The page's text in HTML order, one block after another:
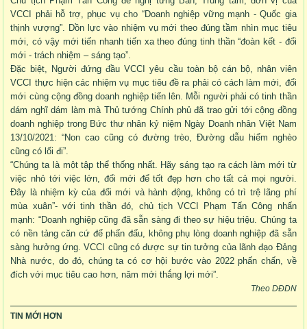
VCCI phải hỗ trợ, phục vụ cho “Doanh nghiệp vững mạnh - Quốc gia
thịnh vượng”. Dồn lực vào nhiệm vụ mới theo đúng tầm nhìn mục tiêu
mới, có vậy mới tiến nhanh tiến xa theo đúng tinh thần “đoàn kết - đổi
mới - trách nhiệm – sáng tạo”.
Đặc biệt, Người đứng đầu VCCI yêu cầu toàn bộ cán bộ, nhân viên
VCCI thực hiện các nhiệm vụ mục tiêu đề ra phải có cách làm mới, đổi
mới cùng cộng đồng doanh nghiệp tiến lên. Mỗi người phải có tinh thần
dám nghĩ dám làm mà Thủ tướng Chính phủ đã trao gửi tới cộng đồng
doanh nghiệp trong Bức thư nhân kỷ niệm Ngày Doanh nhân Việt Nam
13/10/2021: “Non cao cũng có đường trèo, Đường dẫu hiểm nghèo
cũng có lối đi”.
“Chúng ta là một tập thể thống nhất. Hãy sáng tạo ra cách làm mới từ
việc nhỏ tới việc lớn, đổi mới để tốt đẹp hơn cho tất cả mọi người.
Đây là nhiệm kỳ của đổi mới và hành động, không có trì trệ lãng phí
mùa xuân”- với tinh thần đó, chủ tịch VCCI Phạm Tấn Công nhấn
mạnh: “Doanh nghiệp cũng đã sẵn sàng đi theo sự hiệu triệu. Chúng ta
có nền tảng căn cứ để phấn đấu, không phụ lòng doanh nghiệp đã sẵn
sàng hưởng ứng. VCCI cũng có được sự tin tưởng của lãnh đạo Đảng
Nhà nước, do đó, chúng ta có cơ hội bước vào 2022 phấn chấn, về
đích với mục tiêu cao hơn, năm mới thắng lợi mới”.
Theo DĐDN
TIN MỚI HƠN